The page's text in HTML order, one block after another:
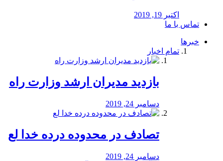
اکتبر 19, 2019
تماس با ما
خبرها
تمام اخبار
بازدید مدیران ارشد وزارت راه
دسامبر 24, 2019
تصادف در محدوده درده خدا لع
دسامبر 24, 2019